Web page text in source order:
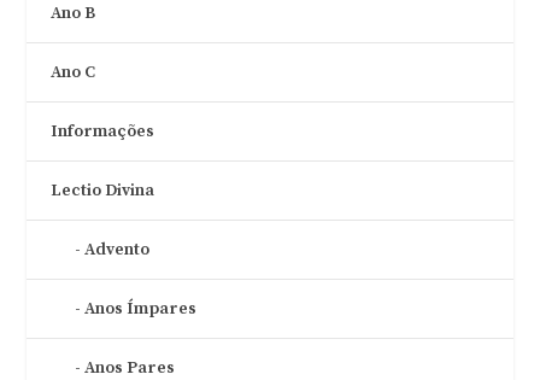
Ano B
Ano C
Informações
Lectio Divina
Advento
Anos Ímpares
Anos Pares